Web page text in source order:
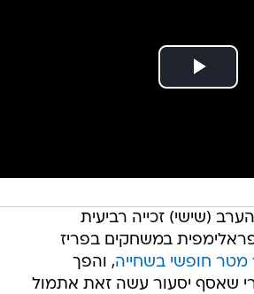
(שישי) זכייה רביעית
במשחקים בפריז
, והפך
שאסף יסעור עשה זאת אתמול